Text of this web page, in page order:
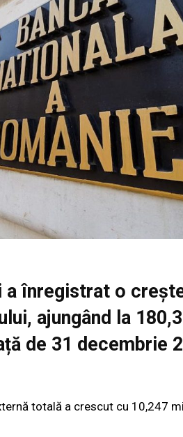
a înregistrat o
ajungând la
de 31 decembrie
totală a crescut cu 10,247